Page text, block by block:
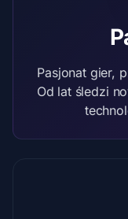
Pasjonat gier,
Od lat śledzi